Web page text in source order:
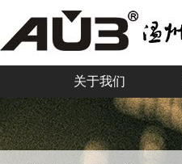
关于我们